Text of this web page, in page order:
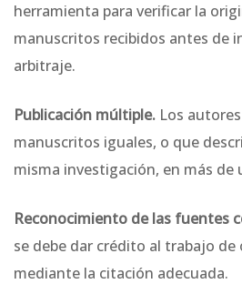
herramienta para verificar la
manuscritos recibidos antes de
arbitraje.
Publicación múltiple. Los
manuscritos iguales, o que
misma investigación, en más de
Reconocimiento de las fuentes
se debe dar crédito al trabajo
mediante la citación adecuada.